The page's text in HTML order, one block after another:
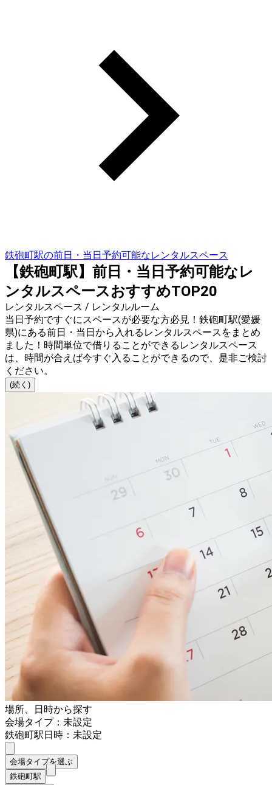
鉄砲町駅の前日・当日予約可能なレンタルスペース
【鉄砲町駅】前日・当日予約可能なレ
ンタルスペースおすすめTOP20
レンタルスペース / レンタルルーム
当日予約ですぐにスペースが必要な方必見！鉄砲町駅(愛媛
県)にある前日・当日から入れるレンタルスペースをまとめ
ました！時間単位で借りることができるレンタルスペース
は、時間が合えば今すぐ入ることができるので、是非ご検討
ください。
(続く)
場所、日時から探す
会場タイプ：未設定
鉄砲町駅日時：未設定
会場タイプを選ぶ
鉄砲町駅